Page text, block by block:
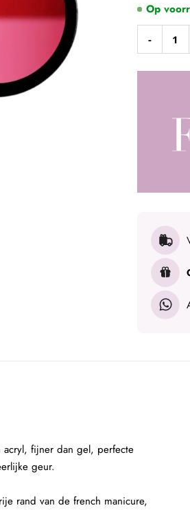
-
Op
fijner dan gel, perfecte
geur.
rand van de french manicure,